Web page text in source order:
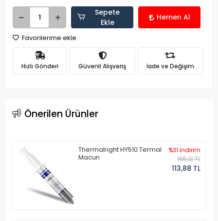
Sepete
Ekle
Hemen Al
Favorilerime ekle
Hızlı Gönderi Güvenli Alışveriş İade ve Değişim
Önerilen Ürünler
Thermalright HY510 Termal
Macun
%31 indirim
165,13 TL
113,88 TL